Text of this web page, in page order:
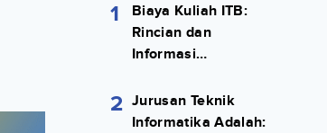
1
Biaya Kuliah ITB:
Rincian dan
Informasi
2 Jurusan Teknik
Informatika Adalah: